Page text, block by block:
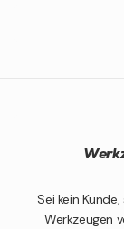
Sei kein
Werkzeugen